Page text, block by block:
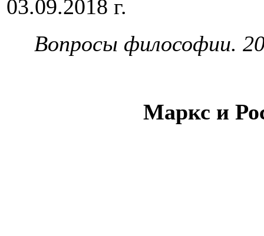
03.09.2018 г.
Вопросы философии.
Маркс и